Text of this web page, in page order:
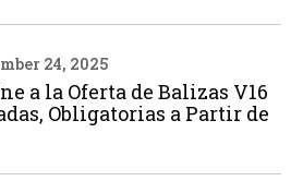
24, 2025
a la Oferta de Balizas V16
Obligatorias a Partir de